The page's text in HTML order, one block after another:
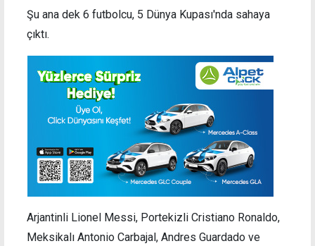
Şu ana dek 6 futbolcu, 5 Dünya Kupası'nda sahaya
çıktı.
Arjantinli Lionel Messi, Portekizli Cristiano Ronaldo,
Meksikalı Antonio Carbajal, Andres Guardado ve